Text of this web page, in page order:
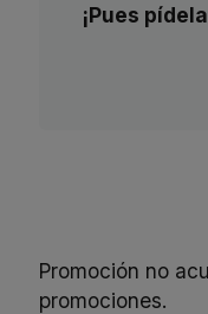
¡Pues
Promoción no
promociones.